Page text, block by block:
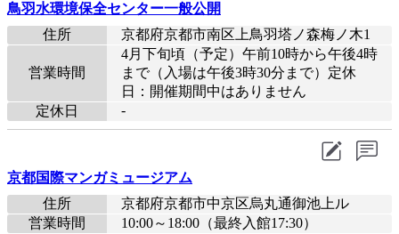
鳥羽水環境保全センター一般公開
住所
京都府京都市南区上鳥羽塔ノ森梅ノ木1
営業時間
4月下旬頃（予定）午前10時から午後4時
まで（入場は午後3時30分まで）定休
日：開催期間中はありません
定休日
-
京都国際マンガミュージアム
住所
京都府京都市中京区烏丸通御池上ル
営業時間
10:00～18:00（最終入館17:30）